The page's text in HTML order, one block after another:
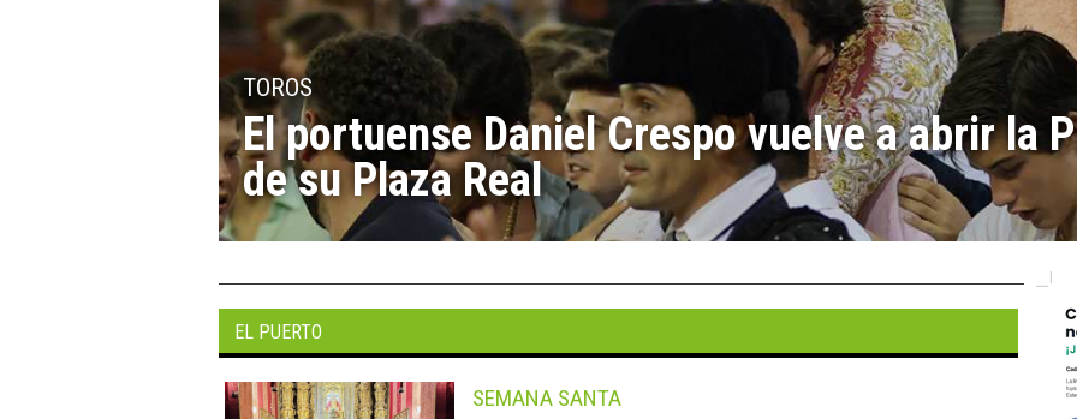
TOROS
El portuense Daniel Crespo vuelve a abrir la
de su Plaza Real
EL PUERTO
SEMANA SANTA